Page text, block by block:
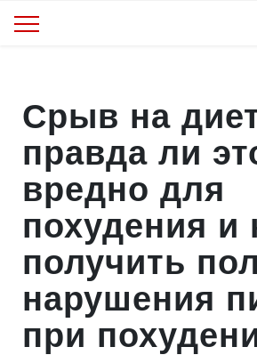
Срыв на
правда ли
вредно для
похудения и
получить
нарушения
при